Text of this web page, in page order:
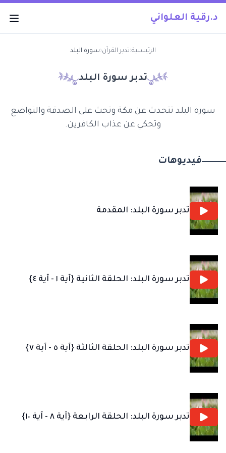
د.رقية العلواني
الرئيسية‹تدبر القرآن‹سورة البلد
تدبر سورة البلد
سورة البلد تتحدث عن مكة وتحث على الصدقة والتواضع
وتحكي عن عذاب الكافرين.
فيديوهات
تدبر سورة البلد: المقدمة
تدبر سورة البلد: الحلقة الثانية {آية ١ - آية ٤}
تدبر سورة البلد: الحلقة الثالثة {آية ٥ - آية ٧}
تدبر سورة البلد: الحلقة الرابعة {آية ٨ - آية ١٠}